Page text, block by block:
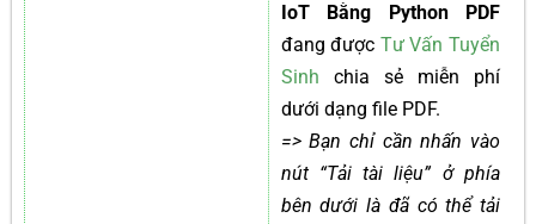
IoT Bằng Python PDF
đang được Tư Vấn Tuyển
Sinh chia sẻ miễn phí
dưới dạng file PDF.
=> Bạn chỉ cần nhấn vào
nút “Tải tài liệu” ở phía
bên dưới là đã có thể tải